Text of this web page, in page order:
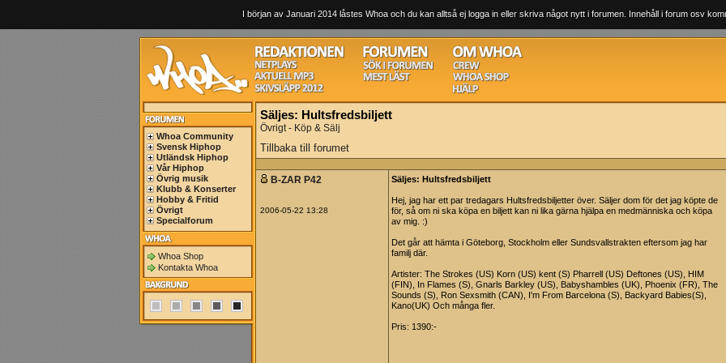
I början av Januari 2014 låstes Whoa och du kan alltså ej logga in eller skriva något nytt i forumen. Innehåll i forum osv
Whoa Community
Svensk Hiphop
Utländsk Hiphop
Vår Hiphop
Övrig musik
Klubb & Konserter
Hobby & Fritid
Övrigt
Specialforum
Whoa Shop
Kontakta Whoa
Säljes: Hultsfredsbiljett
Övrigt - Köp & Sälj
Tillbaka till forumet
B-ZAR P42
2006-05-22 13:28
Säljes: Hultsfredsbiljett
Hej, jag har ett par tredagars Hultsfredsbiljetter över. Säljer dom för det jag köpte de
för, så om ni ska köpa en biljett kan ni lika gärna hjälpa en medmänniska och köpa
av mig. :)
Det går att hämta i Göteborg, Stockholm eller Sundsvallstrakten eftersom jag har
familj där.
Artister: The Strokes (US) Korn (US) kent (S) Pharrell (US) Deftones (US), HIM
(FIN), In Flames (S), Gnarls Barkley (US), Babyshambles (UK), Phoenix (FR), The
Sounds (S), Ron Sexsmith (CAN), I'm From Barcelona (S), Backyard Babies(S),
Kano(UK) Och många fler.
Pris: 1390:-